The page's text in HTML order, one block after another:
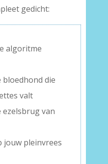
gedicht:
algoritme
bloedhond die
valt
ezelsbrug van
jouw pleinvrees